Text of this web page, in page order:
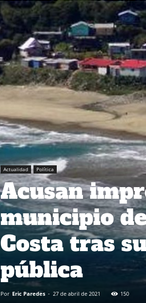
Actualidad Política
Acusan
municipio
Costa tras
pública
Por Eric Paredes - 27 de abril de 2021 150